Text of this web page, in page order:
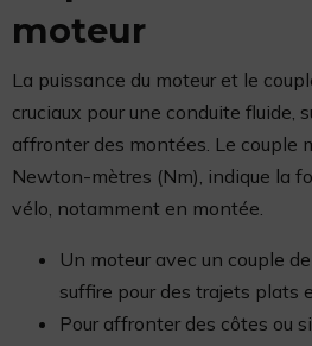
moteur
La puissance du moteur et le
cruciaux pour une conduite fluide,
affronter des montées. Le couple
Newton-mètres (Nm), indique la
vélo, notamment en montée.
Un moteur avec un couple
suffire pour des trajets plats
Pour affronter des côtes ou